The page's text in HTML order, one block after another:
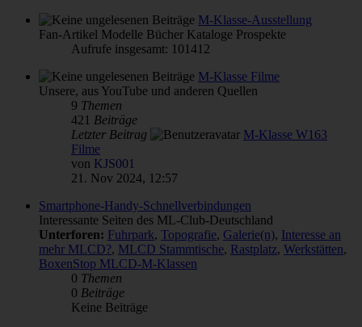
M-Klasse-Ausstellung
Fan-Artikel Modelle Bücher Kataloge Prospekte
Aufrufe insgesamt: 101412
M-Klasse Filme
Unsere, aus YouTube und anderen Quellen
9 Themen
421 Beiträge
Letzter Beitrag
M-Klasse W163
Filme
von KJS001
21. Nov 2024, 12:57
Smartphone-Handy-Schnellverbindungen
Interessante Seiten des ML-Club-Deutschland
Unterforen: Fuhrpark, Topografie, Galerie(n), Interesse an
mehr MLCD?, MLCD Stammtische, Rastplatz, Werkstätten,
BoxenStop MLCD-M-Klassen
0 Themen
0 Beiträge
Keine Beiträge